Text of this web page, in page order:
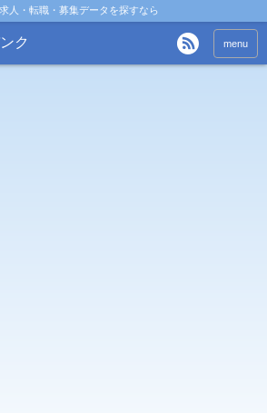
人・転職・募集データを探すなら
ク menu